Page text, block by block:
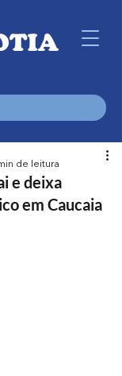
e deixa
em Caucaia
de leitura